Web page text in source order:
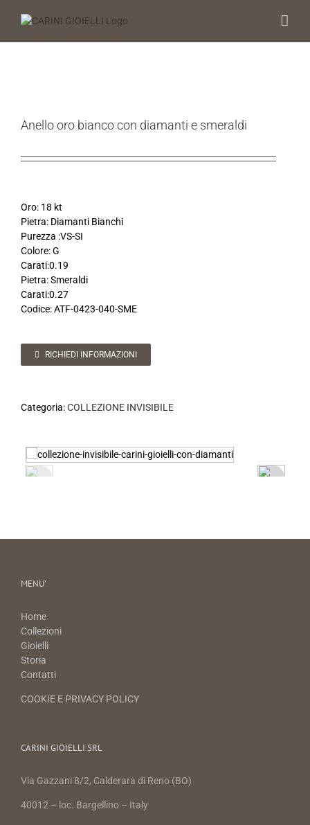
Anello oro bianco con diamanti e smeraldi
Oro: 18 kt
Pietra: Diamanti Bianchi
Purezza :VS-SI
Colore: G
Carati:0.19
Pietra: Smeraldi
Carati:0.27
Codice: ATF-0423-040-SME
RICHIEDI INFORMAZIONI
Categoria:COLLEZIONE INVISIBILE
MENU’
Home
Collezioni
Gioielli
Storia
Contatti
COOKIE E PRIVACY POLICY
CARINI GIOIELLI SRL
Via Gazzani 8/2, Calderara di Reno (BO)
40012 – loc. Bargellino – Italy